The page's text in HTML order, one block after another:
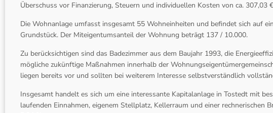
Überschuss vor Finanzierung, Steuern und individuellen Kosten von ca. 307,03
Die Wohnanlage umfasst insgesamt 55 Wohneinheiten und befindet sich auf
Grundstück. Der Miteigentumsanteil der Wohnung beträgt 137 / 10.000.
Zu berücksichtigen sind das Badezimmer aus dem Baujahr 1993, die
mögliche zukünftige Maßnahmen innerhalb der
liegen bereits vor und sollten bei weiterem Interesse selbstverständlich
Insgesamt handelt es sich um eine interessante Kapitalanlage in Tostedt mit
laufenden Einnahmen, eigenem Stellplatz, Kellerraum und einer rechnerischen